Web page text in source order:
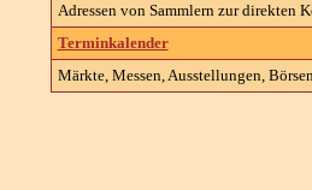
Adressen von Sammlern zur direkten
Terminkalender
Märkte, Messen, Ausstellungen,